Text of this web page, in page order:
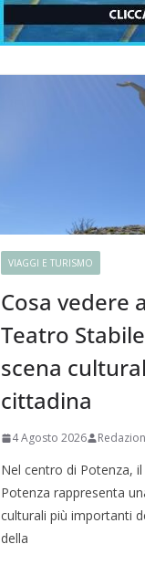
VIAGGI E TURISMO
Cosa vedere
Teatro
scena
cittadina
4 Agosto 2026
Nel centro di Potenza,
Potenza rappresenta
culturali più importanti
della